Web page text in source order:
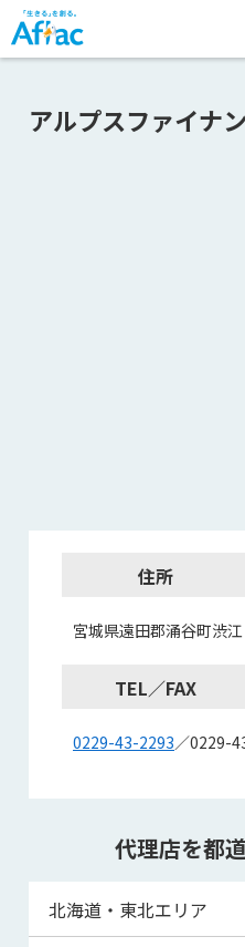
アルプスファイナ
住所
宮城県遠田郡涌谷町渋
TEL／FAX
0229-43-2293／0229-
代理店を都
北海道・東北エリア